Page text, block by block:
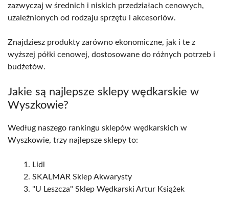
zazwyczaj w średnich i niskich przedziałach cenowych,
uzależnionych od rodzaju sprzętu i akcesoriów.
Znajdziesz produkty zarówno ekonomiczne, jak i te z
wyższej półki cenowej, dostosowane do różnych potrzeb i
budżetów.
Jakie są najlepsze sklepy wędkarskie w
Wyszkowie?
Według naszego rankingu sklepów wędkarskich w
Wyszkowie, trzy najlepsze sklepy to:
Lidl
SKALMAR Sklep Akwarysty
"U Leszcza" Sklep Wędkarski Artur Książek